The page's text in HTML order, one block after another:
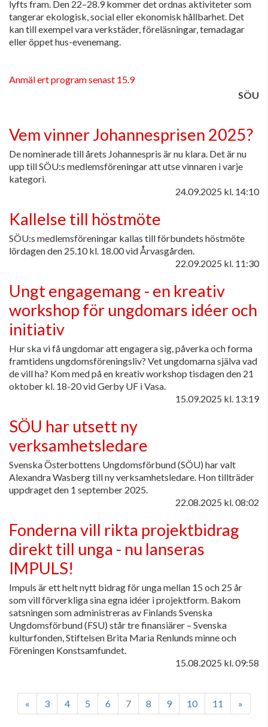
lyfts fram. Den 22–28.9 kommer det ordnas aktiviteter som
tangerar ekologisk, social eller ekonomisk hållbarhet. Det
kan till exempel vara verkstäder, föreläsningar, temadagar
eller öppet hus-evenemang.
Anmäl ert program senast 15.9
SÖU
Vem vinner Johannesprisen 2025?
De nominerade till årets Johannespris är nu klara. Det är nu
upp till SÖU:s medlemsföreningar att utse vinnaren i varje
kategori.
24.09.2025 kl. 14:10
Kallelse till höstmöte
SÖU:s medlemsföreningar kallas till förbundets höstmöte
lördagen den 25.10 kl. 18.00 vid Årvasgården.
22.09.2025 kl. 11:30
Ungt engagemang - en kreativ
workshop för ungdomars idéer och
initiativ
Hur ska vi få ungdomar att engagera sig, påverka och forma
framtidens ungdomsföreningsliv? Vet ungdomarna själva vad
de vill ha? Kom med på en kreativ workshop tisdagen den 21
oktober kl. 18-20 vid Gerby UF i Vasa.
15.09.2025 kl. 13:19
SÖU har utsett ny
verksamhetsledare
Svenska Österbottens Ungdomsförbund (SÖU) har valt
Alexandra Wasberg till ny verksamhetsledare. Hon tillträder
uppdraget den 1 september 2025.
22.08.2025 kl. 08:02
Fonderna vill rikta projektbidrag
direkt till unga - nu lanseras
IMPULS!
Impuls är ett helt nytt bidrag för unga mellan 15 och 25 år
som vill förverkliga sina egna idéer i projektform. Bakom
satsningen som administreras av Finlands Svenska
Ungdomsförbund (FSU) står tre finansiärer – Svenska
kulturfonden, Stiftelsen Brita Maria Renlunds minne och
Föreningen Konstsamfundet.
15.08.2025 kl. 09:58
« 3 4 5 6 7 8 9 10 11 »